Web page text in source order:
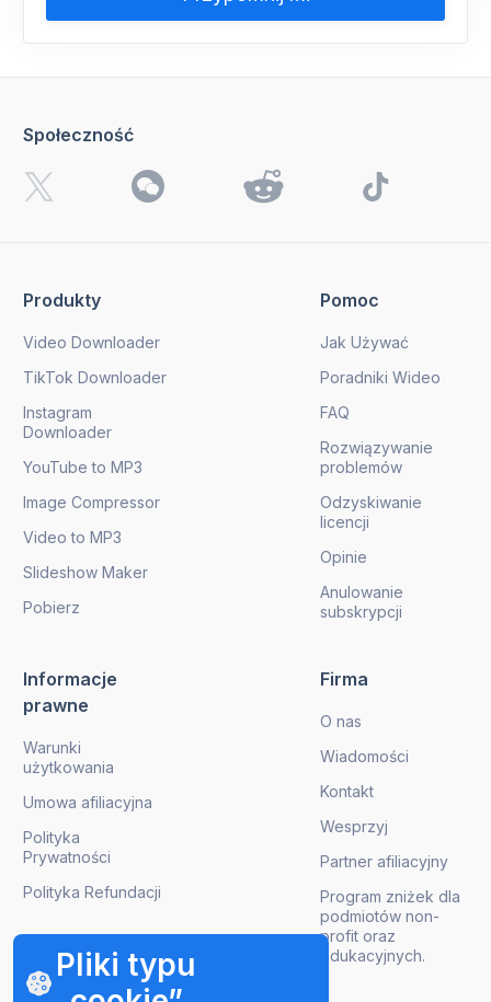
Pliki typu
Produkty
Video Downloader
TikTok Downloader
Instagram
Downloader
YouTube to MP3
Image Compressor
Video to MP3
Slideshow Maker
Pobierz
Pomoc
Jak Używać
Poradniki Wideo
FAQ
Rozwiązywanie
problemów
Odzyskiwanie
licencji
Opinie
Anulowanie
subskrypcji
Informacje
prawne
Warunki
użytkowania
Umowa afiliacyjna
Polityka
Prywatności
Polityka Refundacji
Firma
O nas
Wiadomości
Kontakt
Wesprzyj
Partner afiliacyjny
Program zniżek dla
podmiotów non-
profit oraz
edukacyjnych.
Pobierz aktualizacje produktów
Społeczność